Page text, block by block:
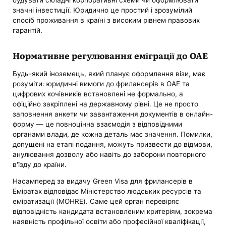
значні інвестиції. Юридично це простий і зрозумілий
спосіб проживання в країні з високим рівнем правових
гарантій.
Нормативне регулювання еміграції до ОАЕ
Будь-який іноземець, який планує оформлення візи, має
розуміти: юридичні вимоги до фрилансерів в ОАЕ та
цифрових кочівників встановлені не формально, а
офіційно закріплені на державному рівні. Це не просто
заповнення анкети чи завантаження документів в онлайн-
форму — це повноцінна взаємодія з відповідними
органами влади, де кожна деталь має значення. Помилки,
допущені на етапі подання, можуть призвести до відмови,
анулювання дозволу або навіть до заборони повторного
в'їзду до країни.
Насамперед за видачу Green Visa для фрилансерів в
Еміратах відповідає Міністерство людських ресурсів та
еміратизації (MOHRE). Саме цей орган перевіряє
відповідність кандидата встановленим критеріям, зокрема
наявність профільної освіти або професійної кваліфікації,